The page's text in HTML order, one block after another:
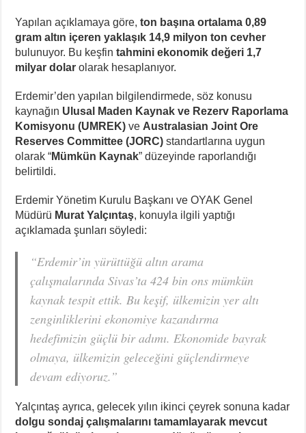
Yapılan açıklamaya göre,ton başına ortalama 0,89
gram altın içeren yaklaşık 14,9 milyon ton cevher
bulunuyor. Bu keşfintahmini ekonomik değeri 1,7
milyar dolar olarak hesaplanıyor.
Erdemir’den yapılan bilgilendirmede, söz konusu
kaynağın Ulusal Maden Kaynak ve Rezerv Raporlama
Komisyonu (UMREK) ve Australasian Joint Ore
Reserves Committee (JORC) standartlarına uygun
olarak “Mümkün Kaynak” düzeyinde raporlandığı
belirtildi.
Erdemir Yönetim Kurulu Başkanı ve OYAK Genel
Müdürü Murat Yalçıntaş, konuyla ilgili yaptığı
açıklamada şunları söyledi:
“Erdemir’in yürüttüğü altın arama
çalışmalarında Sivas’ta 424 bin ons mümkün
kaynak tespit ettik. Bu keşif, ülkemizin yer altı
zenginliklerini ekonomiye kazandırma
hedefimizin güçlü bir adımı. Ekonomide bayrak
olmaya, ülkemizin geleceğini güçlendirmeye
devam ediyoruz.”
Yalçıntaş ayrıca, gelecek yılın ikinci çeyrek sonuna kadar
dolgu sondaj çalışmalarını tamamlayarak mevcut